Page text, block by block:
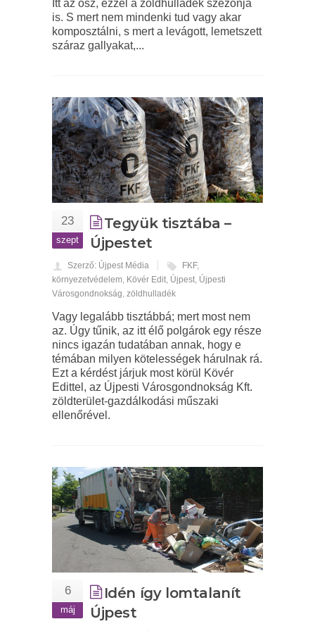
Itt az ősz, ezzel a zöldhulladék szezonja
is. S mert nem mindenki tud vagy akar
komposztálni, s mert a levágott, lemetszett
száraz gallyakat,...
23
szept
Tegyük tisztába –
Újpestet
Szerző: Újpest Média FKF,
környezetvédelem, Kövér Edit, Újpest, Újpesti
Városgondnokság, zöldhulladék
Vagy legalább tisztábbá; mert most nem
az. Úgy tűnik, az itt élő polgárok egy része
nincs igazán tudatában annak, hogy e
témában milyen kötelességek hárulnak rá.
Ezt a kérdést járjuk most körül Kövér
Edittel, az Újpesti Városgondnokság Kft.
zöldterület-gazdálkodási műszaki
ellenőrével.
6
máj
Idén így lomtalanít
Újpest